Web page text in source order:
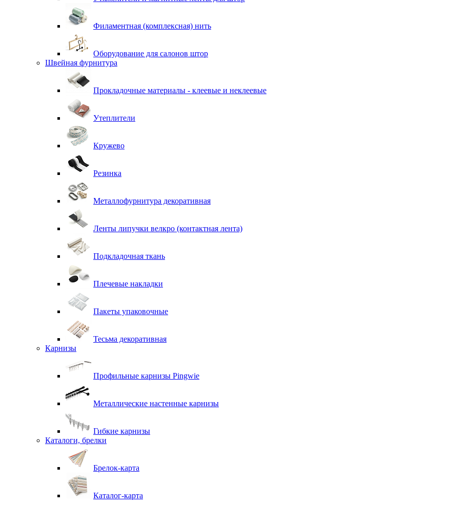
Филаментная (комплексная) нить
Оборудование для салонов штор
Швейная фурнитура
Прокладочные материалы - клеевые и неклеевые
Утеплители
Кружево
Резинка
Металлофурнитура декоративная
Ленты липучки велкро (контактная лента)
Подкладочная ткань
Плечевые накладки
Пакеты упаковочные
Тесьма декоративная
Карнизы
Профильные карнизы Pingwie
Металлические настенные карнизы
Гибкие карнизы
Каталоги, брелки
Брелок-карта
Каталог-карта